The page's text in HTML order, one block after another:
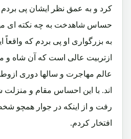
کرد و به عمق نظر ایشان پی
حساس شاهدخت به چه نکته ای
به بزرگواری او پی بردم که
ازتربیت عالی است که آن شاه و
عالم مهاجرت و سالها دوری
اند. با این احساس مقام و منزلت
رفت و از اینکه در جوار همچو
افتخار کردم.